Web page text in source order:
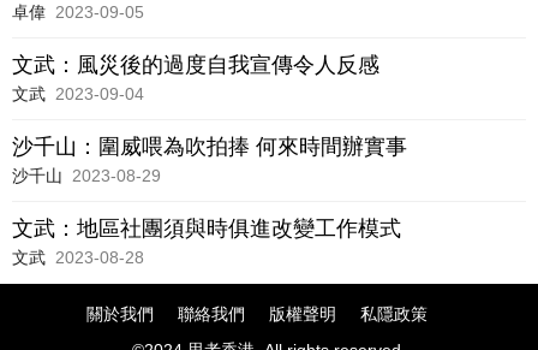
卓偉 2023-09-05
文武：風災後的過度自我宣傳令人反感
文武 2023-09-04
沙千山：圍威喂為吹拍捧 何來時間辦實事
沙千山 2023-08-29
文武：地區社團須與時俱進改變工作模式
文武 2023-08-28
關於我們 聯絡我們 版權聲明
私隱政策